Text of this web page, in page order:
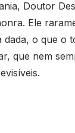
Doutor
Ele
dada, o que o
que nem